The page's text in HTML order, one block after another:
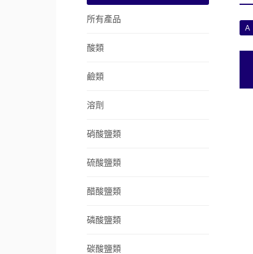
所有產品
酸類
鹼類
溶劑
硝酸鹽類
硫酸鹽類
醋酸鹽類
磷酸鹽類
碳酸鹽類
A